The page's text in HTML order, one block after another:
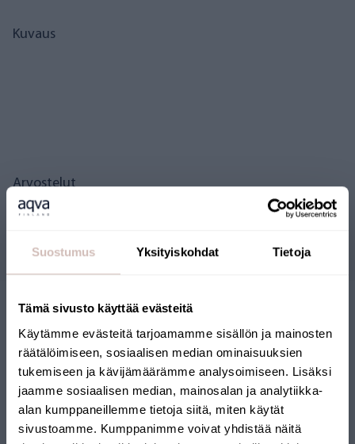
Suostumus Yksityiskohdat Tietoja
Tämä sivusto käyttää evästeitä
Käytämme evästeitä tarjoamamme sisällön ja mainosten
räätälöimiseen, sosiaalisen median ominaisuuksien
tukemiseen ja kävijämäärämme analysoimiseen. Lisäksi
jaamme sosiaalisen median, mainosalan ja analytiikka-
alan kumppaneillemme tietoja siitä, miten käytät
sivustoamme. Kumppanimme voivat yhdistää näitä
Kuvaus
Arvostelut
SUOMALAINEN